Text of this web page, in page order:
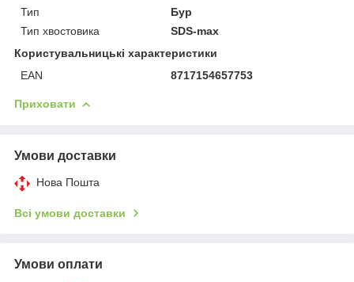
Тип
Бур
Тип хвостовика
SDS-max
Користувальницькі характеристики
EAN
8717154657753
Приховати
Умови доставки
Нова Пошта
Всі умови доставки
Умови оплати